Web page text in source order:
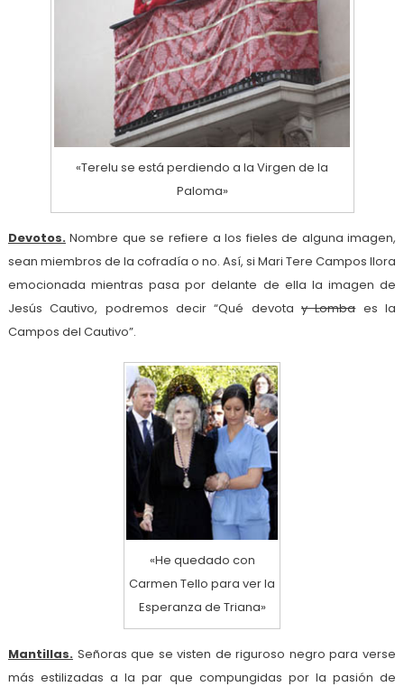
«Terelu se está perdiendo a la Virgen de la
Paloma»
Devotos.Nombre que se refiere a los fieles de alguna imagen,
sean miembros de la cofradía o no. Así, si Mari Tere Campos llora
emocionada mientras pasa por delante de ella la imagen de
Jesús Cautivo, podremos decir “Qué devotay Lombaes la
Campos del Cautivo”.
«He quedado con
Carmen Tello para ver la
Esperanza de Triana»
Mantillas.Señoras que se visten de riguroso negro para verse
más estilizadas a la par que compungidas por la pasión de